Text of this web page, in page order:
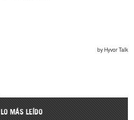
LO MÁS LEÍDO